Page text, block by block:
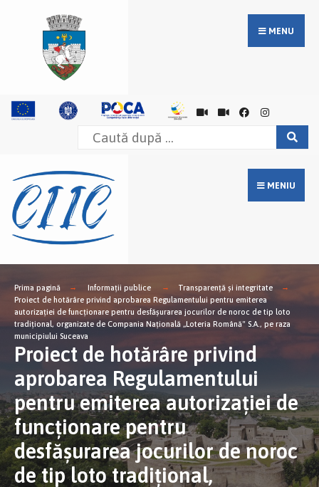
MENU
MENIU
Prima pagină Informații publice
Transparență și integritate
Proiect de hotărâre privind aprobarea Regulamentului pentru emiterea
autorizației de funcționare pentru desfășurarea jocurilor de noroc de tip loto
tradițional, organizate de Compania Națională „Loteria Română" S.A., pe raza
municipiului Suceava
Proiect de hotărâre privind
aprobarea Regulamentului
pentru emiterea autorizației de
funcționare pentru
desfășurarea jocurilor de noroc
de tip loto tradițional,